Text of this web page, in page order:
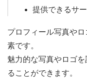
提供できるサ
プロフィール写真や
素です。
魅力的な写真やロゴ
ることができます。